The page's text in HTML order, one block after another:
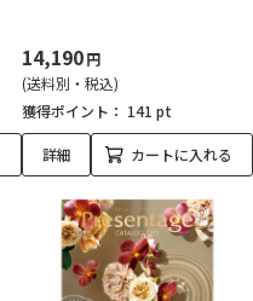
14,190円
(送料別・税込)
獲得ポイント： 141 pt
詳細 カートに入れる